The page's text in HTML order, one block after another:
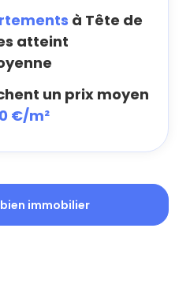
à Tête de
atteint
un prix moyen
€/m²
immobilier